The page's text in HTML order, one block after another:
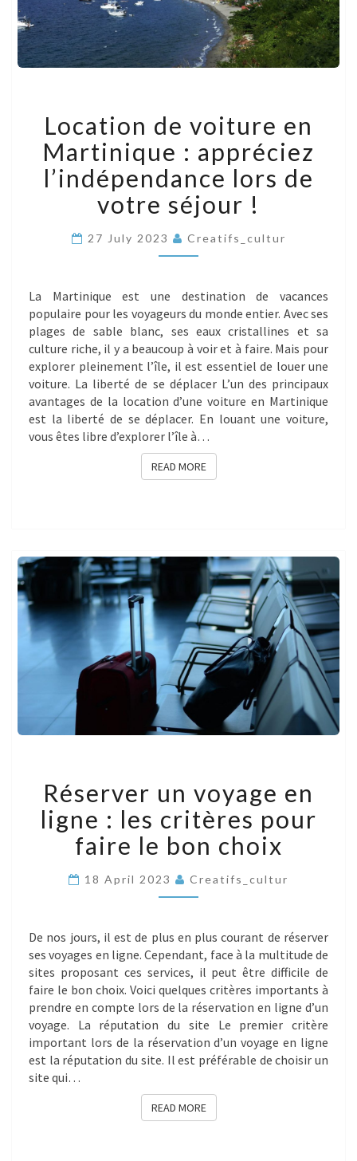
DE
VOITURE
EN
MARTINIQUE
:
APPRÉCIEZ
L’INDÉPENDANCE
LORS
DE
Location de voiture en
Martinique : appréciez
l’indépendance lors de
votre séjour !
27 July 2023 Creatifs_cultur
La Martinique est une destination de vacances
populaire pour les voyageurs du monde entier. Avec ses
plages de sable blanc, ses eaux cristallines et sa
culture riche, il y a beaucoup à voir et à faire. Mais pour
explorer pleinement l’île, il est essentiel de louer une
voiture. La liberté de se déplacer L’un des principaux
avantages de la location d’une voiture en Martinique
est la liberté de se déplacer. En louant une voiture,
vous êtes libre d’explorer l’île à…
READ MOREREAD MORE
UN
VOYAGE
EN
:
CRITÈRES
POUR
BON
CHOIX
Réserver un voyage en
ligne : les critères pour
faire le bon choix
18 April 2023 Creatifs_cultur
De nos jours, il est de plus en plus courant de réserver
ses voyages en ligne. Cependant, face à la multitude de
sites proposant ces services, il peut être difficile de
faire le bon choix. Voici quelques critères importants à
prendre en compte lors de la réservation en ligne d’un
voyage. La réputation du site Le premier critère
important lors de la réservation d’un voyage en ligne
est la réputation du site. Il est préférable de choisir un
site qui…
READ MOREREAD MORE